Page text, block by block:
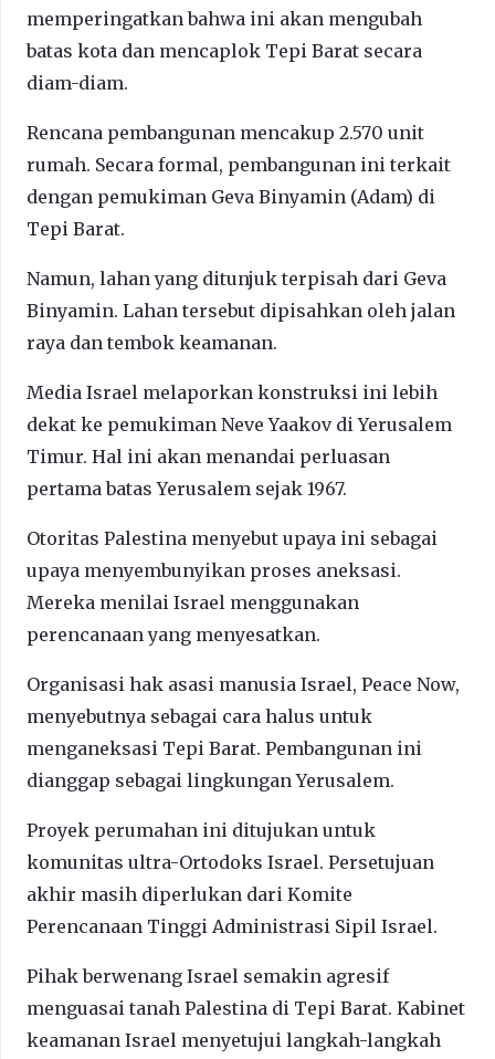
memperingatkan bahwa ini akan mengubah
batas kota dan mencaplok Tepi Barat secara
diam-diam.
Rencana pembangunan mencakup 2.570 unit
rumah. Secara formal, pembangunan ini terkait
dengan pemukiman Geva Binyamin (Adam) di
Tepi Barat.
Namun, lahan yang ditunjuk terpisah dari Geva
Binyamin. Lahan tersebut dipisahkan oleh jalan
raya dan tembok keamanan.
Media Israel melaporkan konstruksi ini lebih
dekat ke pemukiman Neve Yaakov di Yerusalem
Timur. Hal ini akan menandai perluasan
pertama batas Yerusalem sejak 1967.
Otoritas Palestina menyebut upaya ini sebagai
upaya menyembunyikan proses aneksasi.
Mereka menilai Israel menggunakan
perencanaan yang menyesatkan.
Organisasi hak asasi manusia Israel, Peace Now,
menyebutnya sebagai cara halus untuk
menganeksasi Tepi Barat. Pembangunan ini
dianggap sebagai lingkungan Yerusalem.
Proyek perumahan ini ditujukan untuk
komunitas ultra-Ortodoks Israel. Persetujuan
akhir masih diperlukan dari Komite
Perencanaan Tinggi Administrasi Sipil Israel.
Pihak berwenang Israel semakin agresif
menguasai tanah Palestina di Tepi Barat. Kabinet
keamanan Israel menyetujui langkah-langkah